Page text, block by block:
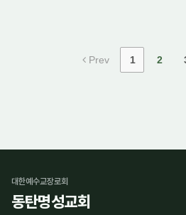
Prev 1 2
대한예수교장로회
동탄명성교회